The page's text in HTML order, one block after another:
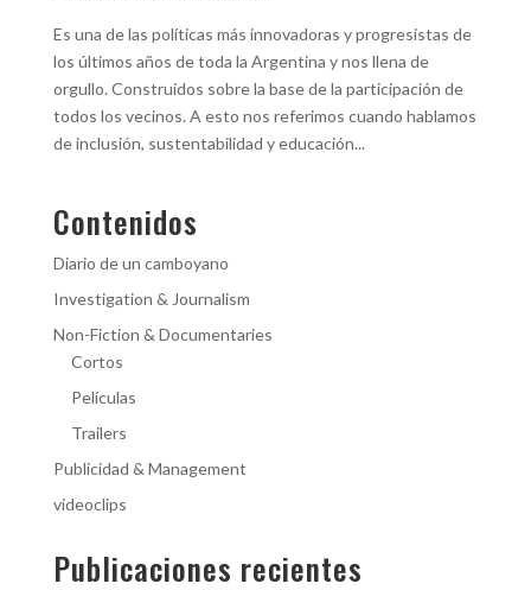
Es una de las políticas más innovadoras y progresistas de
los últimos años de toda la Argentina y nos llena de
orgullo. Construidos sobre la base de la participación de
todos los vecinos. A esto nos referimos cuando hablamos
de inclusión, sustentabilidad y educación...
Contenidos
Diario de un camboyano
Investigation & Journalism
Non-Fiction & Documentaries
Cortos
Películas
Trailers
Publicidad & Management
videoclips
Publicaciones recientes